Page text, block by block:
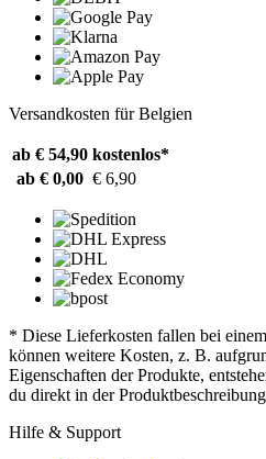
Versandkosten für Belgien
ab € 54,90 kostenlos*
ab € 0,00 € 6,90
* Diese Lieferkosten fallen bei
können weitere Kosten, z. B.
Eigenschaften der Produkte,
du direkt in der
Hilfe & Support